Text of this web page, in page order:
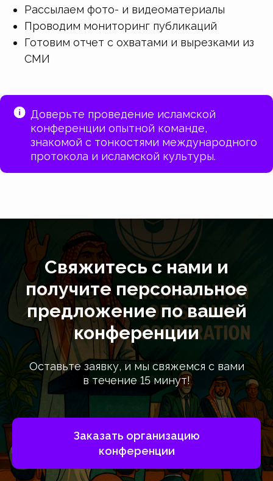
Рассылаем фото- и видеоматериалы
Проводим мониторинг публикаций
Готовим отчет с охватами и вырезками из
СМИ
Доверьте проведение исламской
конференции опытной команде,
знакомой с тонкостями международного
протокола и исламской культуры.
Свяжитесь с нами и
получите персональное
предложение по вашей
конференции
Оставьте заявку, и мы свяжемся с вами
в течение 15 минут!
Заказать организацию
конференции